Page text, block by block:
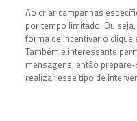
Ao criar campanhas
por tempo limitado. Ou seja,
forma de incentivar o clique
Também é interessante
mensagens, então
realizar esse tipo de